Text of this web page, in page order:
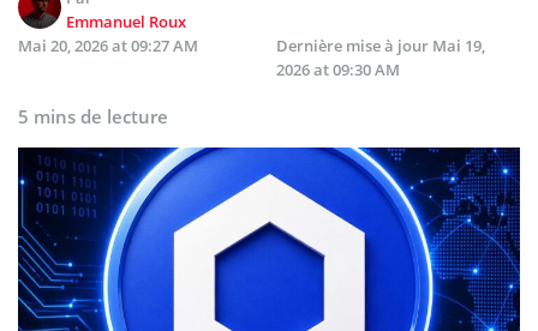
Emmanuel Roux
Mai 20, 2026 at 09:27 AM
Dernière mise à jour Mai 19,
2026 at 09:30 AM
5 mins de lecture